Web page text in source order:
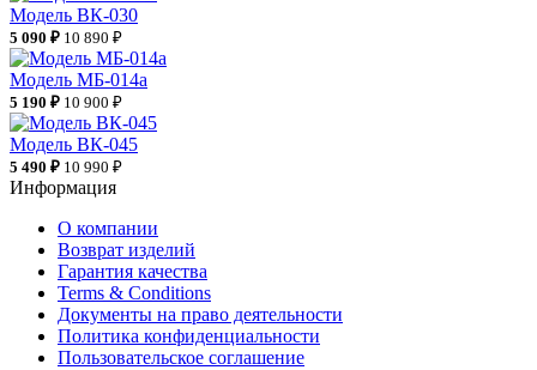
Модель ВК-030
5 090 ₽ 10 890 ₽
Модель МБ-014а
5 190 ₽ 10 900 ₽
Модель ВК-045
5 490 ₽ 10 990 ₽
Информация
О компании
Возврат изделий
Гарантия качества
Terms & Conditions
Документы на право деятельности
Политика конфиденциальности
Пользовательское соглашение